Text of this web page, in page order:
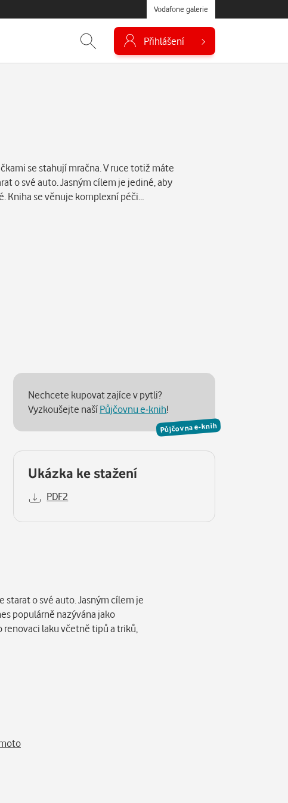
Vodafone galerie
Přihlášení
se stahují mračna. V ruce totiž máte
o své auto. Jasným cílem je jediné, aby
Kniha se věnuje komplexní péči…
Půjčovna e-knih
Nechcete kupovat zajíce v pytli?
Vyzkoušejte našíPůjčovnu e-knih!
Ukázka ke stažení
PDF2
o své auto. Jasným cílem je
populárně nazývána jako
laku včetně tipů a triků,